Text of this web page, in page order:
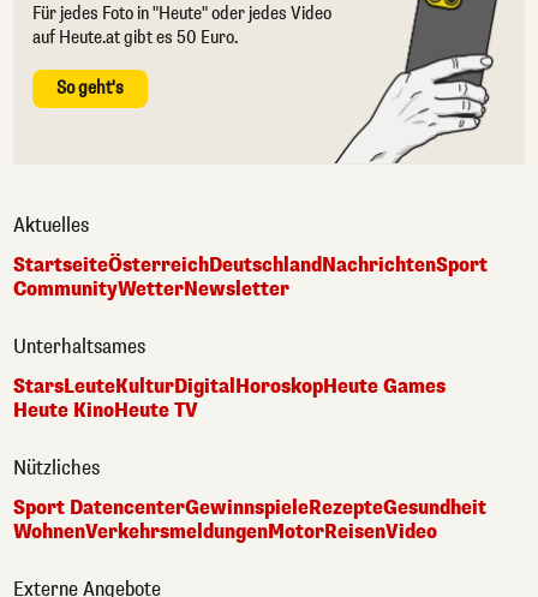
Für jedes Foto in "Heute" oder jedes Video
auf Heute.at gibt es 50 Euro.
So geht's
Aktuelles
StartseiteÖsterreichDeutschlandNachrichtenSport
CommunityWetterNewsletter
Unterhaltsames
StarsLeuteKulturDigitalHoroskopHeute Games
Heute KinoHeute TV
Nützliches
Sport DatencenterGewinnspieleRezepteGesundheit
WohnenVerkehrsmeldungenMotorReisenVideo
Externe Angebote